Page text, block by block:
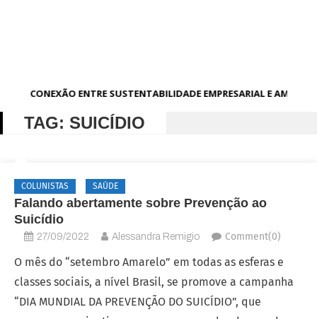
A CONEXÃO ENTRE SUSTENTABILIDADE EMPRESARIAL E
TAG: SUICÍDIO
COLUNISTAS SAÚDE
Falando abertamente sobre Prevenção ao
Suicídio
27/09/2022 Alessandra Remigio Comment(0)
O mês do “setembro Amarelo” em todas as esferas e
classes sociais, a nível Brasil, se promove a campanha
“DIA MUNDIAL DA PREVENÇÃO DO SUICÍDIO”, que